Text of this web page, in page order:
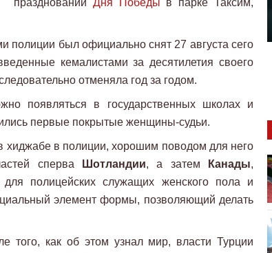
праздновании Дня Победы в парке Таксим,
был официально снят 27 августа сего
кемалистами за десятилетия своего
отменяла год за годом.
появляться в государственных школах и
первые покрытые женщины-судьи.
хиджабе в полиции, хорошим поводом для него
сперва
Шотландии, а затем Канады,
полицейских служащих женского пола и
элемент формы, позволяющий делать
того, как об этом узнал мир, власти Турции